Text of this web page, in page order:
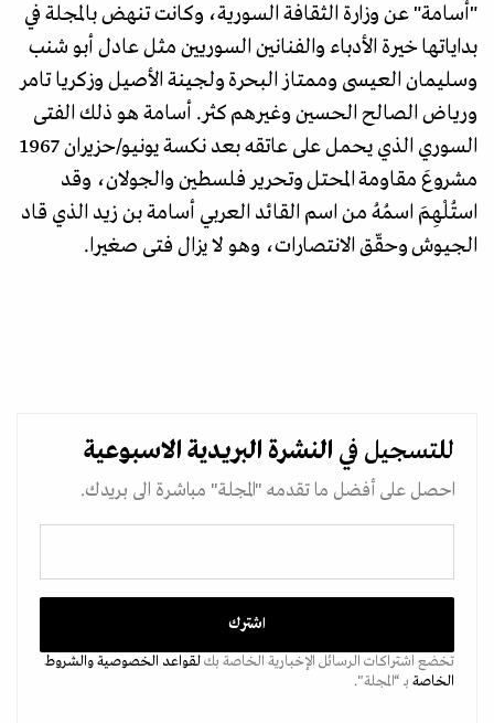
"أسامة" عن وزارة الثقافة السورية، وكانت تنهض بالمجلة في
بداياتها خيرة الأدباء والفنانين السوريين مثل عادل أبو شنب
وسليمان العيسى وممتاز البحرة ولجينة الأصيل وزكريا تامر
ورياض الصالح الحسين وغيرهم كثر. أسامة هو ذلك الفتى
السوري الذي يحمل على عاتقه بعد نكسة يونيو/حزيران 1967
مشروعَ مقاومة المحتل وتحرير فلسطين والجولان، وقد
استُلْهِمَ اسمُهُ من اسم القائد العربي أسامة بن زيد الذي قاد
الجيوش وحقّق الانتصارات، وهو لا يزال فتى صغيرا.
للتسجيل في النشرة البريدية الاسبوعية
احصل على أفضل ما تقدمه "المجلة" مباشرة الى بريدك.
تخضع اشتراكات الرسائل الإخبارية الخاصة بكلقواعد الخصوصيةوالشروط
الخاصة بـ “المجلة".